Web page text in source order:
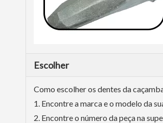
Escolher
Como escolher os dentes da
1. Encontre a marca e o modelo da
2. Encontre o número da peça na